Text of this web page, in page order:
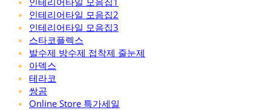
인테리어타일 모음집2
인테리어타일 모음집3
스타코플렉스
발수제 방수제 접착제 줄눈제
아덱스
테라코
쌍곰
Online Store 특가세일